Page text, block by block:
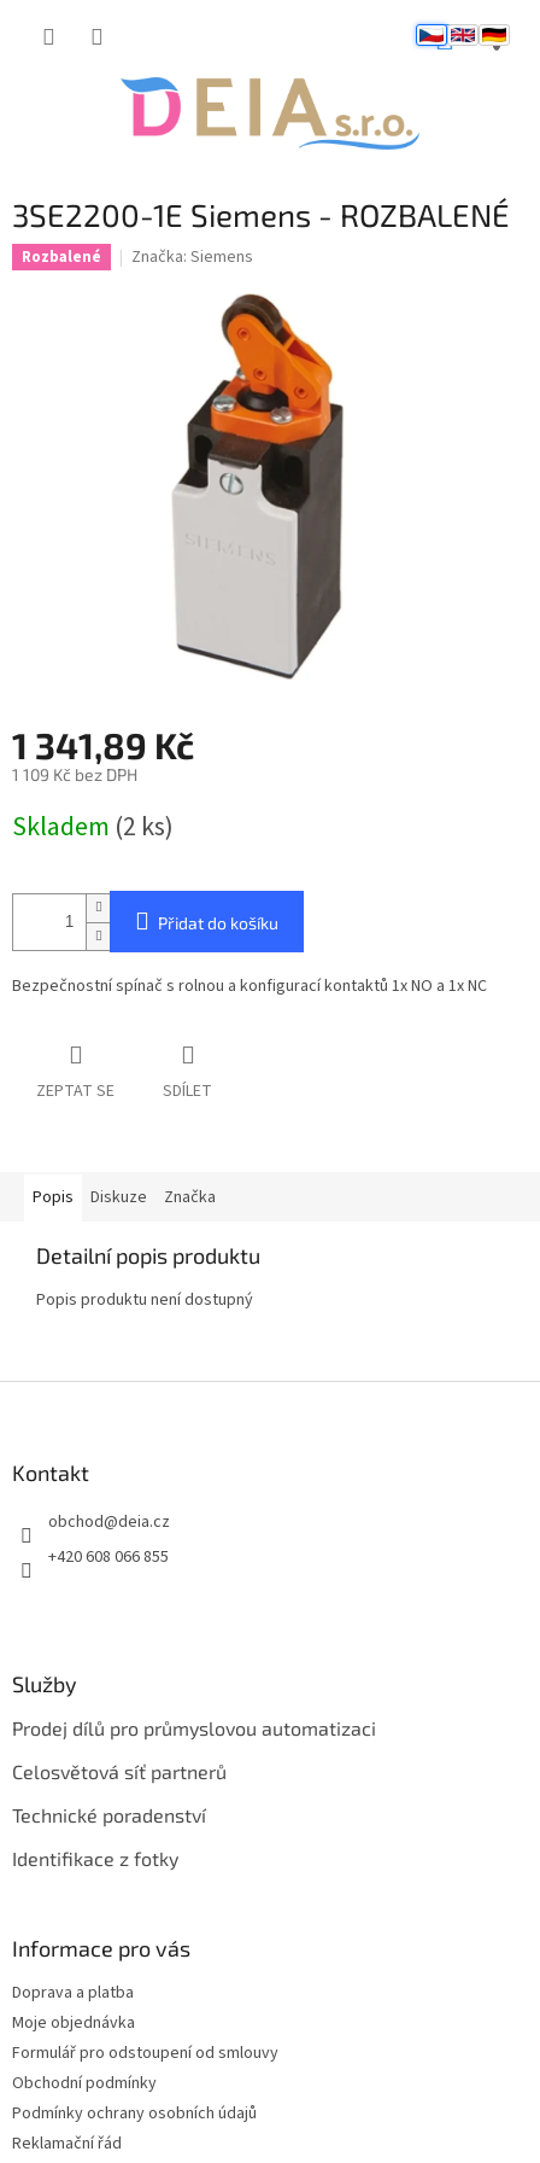
3SE2200-1E Siemens - ROZBALENÉ
Rozbalené Značka: Siemens
1 341,89 Kč
1 109 Kč bez DPH
cena:
Skladem (2 ks)
Přidat do košíku
Bezpečnostní spínač s rolnou a konfigurací kontaktů 1x NO a 1x NC
ZEPTAT SE SDÍLET
Popis Diskuze Značka
Detailní popis produktu
Popis produktu není dostupný
Kontakt
obchod@deia.cz
+420 608 066 855
Služby
Prodej dílů pro průmyslovou automatizaci
Celosvětová síť partnerů
Technické poradenství
Identifikace z fotky
Informace pro vás
Doprava a platba
Moje objednávka
Formulář pro odstoupení od smlouvy
Obchodní podmínky
Podmínky ochrany osobních údajů
Reklamační řád